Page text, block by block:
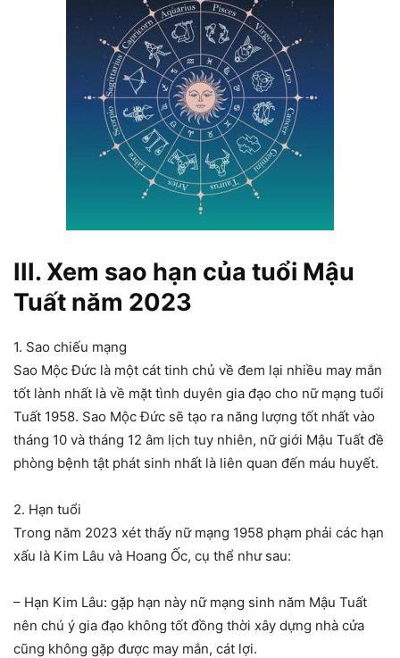
III. Xem sao hạn của tuổi Mậu
Tuất năm 2023
1. Sao chiếu mạng
Sao Mộc Đức là một cát tinh chủ về đem lại nhiều may mắn
tốt lành nhất là về mặt tình duyên gia đạo cho nữ mạng tuổi
Tuất 1958. Sao Mộc Đức sẽ tạo ra năng lượng tốt nhất vào
tháng 10 và tháng 12 âm lịch tuy nhiên, nữ giới Mậu Tuất đề
phòng bệnh tật phát sinh nhất là liên quan đến máu huyết.
2. Hạn tuổi
Trong năm 2023 xét thấy nữ mạng 1958 phạm phải các hạn
xấu là Kim Lâu và Hoang Ốc, cụ thể như sau:
– Hạn Kim Lâu: gặp hạn này nữ mạng sinh năm Mậu Tuất
nên chú ý gia đạo không tốt đồng thời xây dựng nhà cửa
cũng không gặp được may mắn, cát lợi.